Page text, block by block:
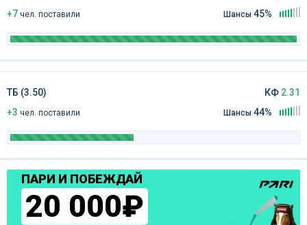
+7 чел. поставили Шансы 45%
ТБ (3.50)
+3 чел. поставили
КФ 2.31
Шансы 44%
ПАРИ И ПОБЕЖДАЙ
20 000₽